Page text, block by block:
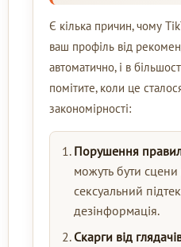
Є кілька причин, чому
ваш профіль від
автоматично, і в
помітите, коли це
закономірності:
Порушення правил
можуть бути сцени
сексуальний
дезінформація.
Скарги від